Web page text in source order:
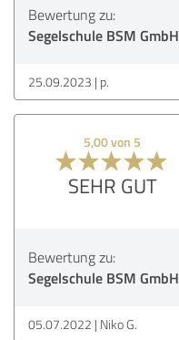
Bewertung zu:
Segelschule BSM GmbH
25.09.2023 p.
5,00 von 5
SEHR GUT
Bewertung zu:
Segelschule BSM GmbH
05.07.2022 Niko G.